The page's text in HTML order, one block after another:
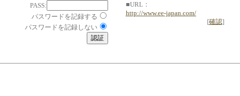
PASS:
パスワードを記録する
パスワードを記録しない
■URL：
http://www.ee-japan.com/
[確認]